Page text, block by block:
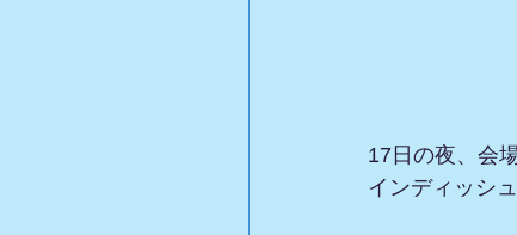
17日の夜、会
インディッシ